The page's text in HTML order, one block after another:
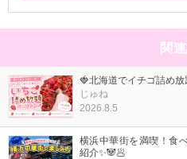
関
🍓北海道でイチゴ詰め
じゅね
2026.8.5
横浜中華街を満喫！食
紹介✨🐼🥟